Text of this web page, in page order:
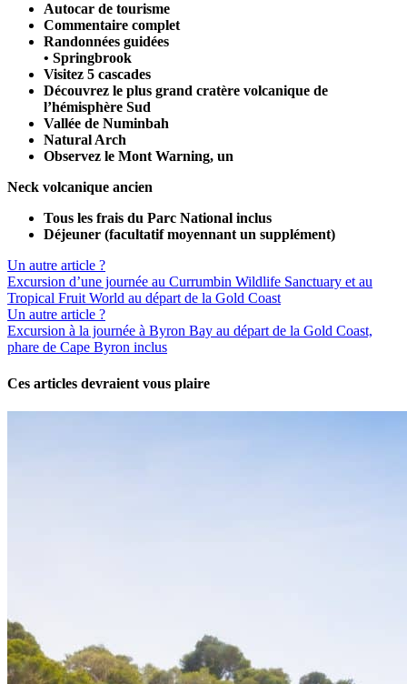
Autocar de tourisme
Commentaire complet
Randonnées guidées
• Springbrook
Visitez 5 cascades
Découvrez le plus grand cratère volcanique de
l’hémisphère Sud
Vallée de Numinbah
Natural Arch
Observez le Mont Warning, un
Neck volcanique ancien
Tous les frais du Parc National inclus
Déjeuner (facultatif moyennant un supplément)
Un autre article ?
Excursion d’une journée au Currumbin Wildlife Sanctuary et au
Tropical Fruit World au départ de la Gold Coast
Un autre article ?
Excursion à la journée à Byron Bay au départ de la Gold Coast,
phare de Cape Byron inclus
Ces articles devraient vous plaire